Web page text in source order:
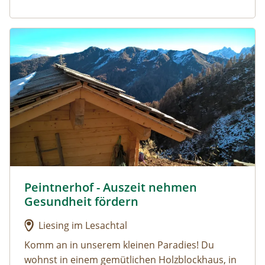
Urlaub am Bauernhof: Peintnerhof - Auszeit nehmen
Urlaub am Bauernhof: Peintnerhof - Auszeit nehmen
Peintnerhof - Auszeit nehmen
Gesundheit fördern
Liesing im Lesachtal
Komm an in unserem kleinen Paradies! Du
wohnst in einem gemütlichen Holzblockhaus, in